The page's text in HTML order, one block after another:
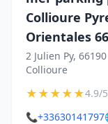
Collioure
Orientales 66
2 Julien Py, 66190
Collioure
★★★★★4.9/5
📞+33630141797